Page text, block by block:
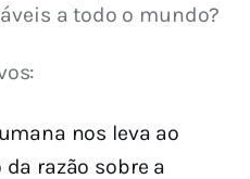
a todo o mundo?
nos leva ao
razão sobre a